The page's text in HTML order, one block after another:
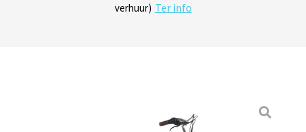
(e-bikes) en Maaseikersteenweg 183 in Lanaken (fietsen en e-
verhuur) Ter info